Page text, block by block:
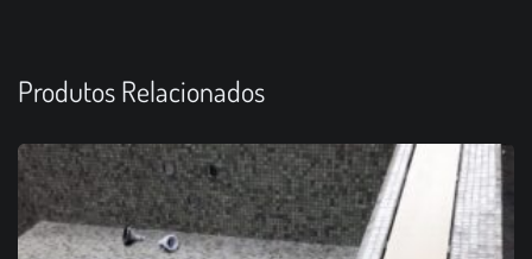
Produtos Relacionados